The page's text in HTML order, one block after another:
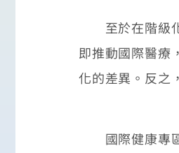
至於在階級化
即推動國際醫療
化的差異。反之
國際健康專區